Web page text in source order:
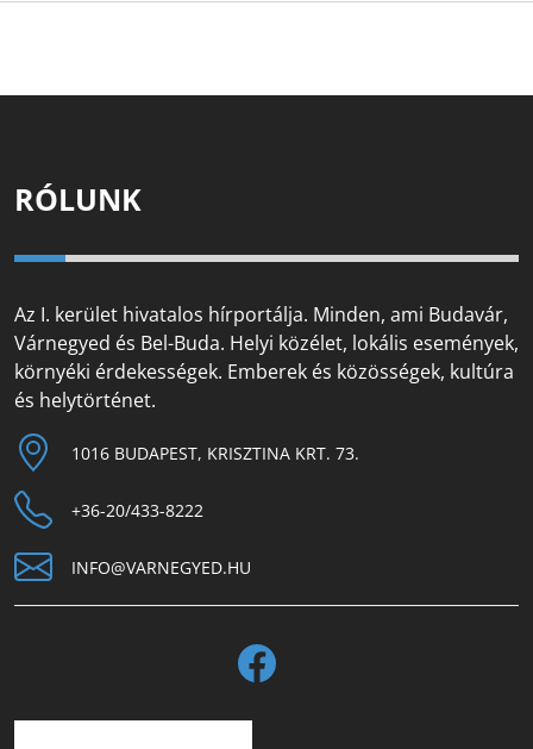
RÓLUNK
Az I. kerület hivatalos hírportálja. Minden, ami Budavár,
Várnegyed és Bel-Buda. Helyi közélet, lokális események,
környéki érdekességek. Emberek és közösségek, kultúra
és helytörténet.
1016 BUDAPEST, KRISZTINA KRT. 73.
+36-20/433-8222
INFO@VARNEGYED.HU